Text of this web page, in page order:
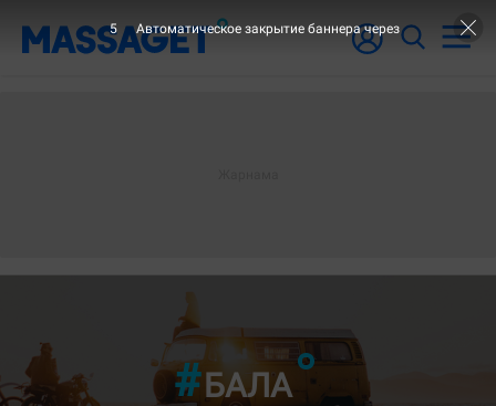
БАЛА
3 Автоматическое закрытие баннера через